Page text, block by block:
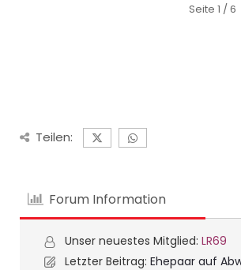
Seite 1 / 6
Teilen:
Forum Information
Unser neuestes Mitglied: LR69
Letzter Beitrag: Ehepaar auf